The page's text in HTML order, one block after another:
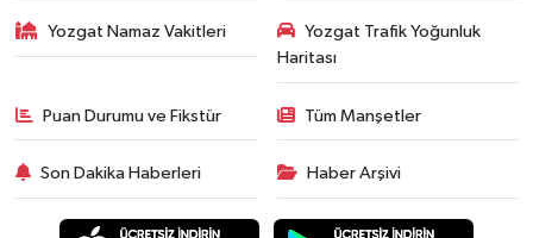
Yozgat Namaz Vakitleri
Yozgat Trafik Yoğunluk
Haritası
Puan Durumu ve Fikstür Tüm Manşetler
Son Dakika Haberleri Haber Arşivi